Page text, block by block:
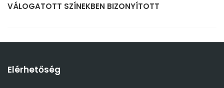
VÁLOGATOTT SZÍNEKBEN BIZONYÍTOTT
Elérhetőség